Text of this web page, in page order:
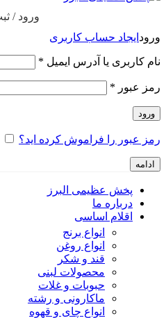
ورود /
ورود ایجاد حساب کاربری
نام کاربری یا آدرس ایمیل *
رمز عبور *
ورود
رمز عبور را فراموش کرده اید؟
ادامه
پخش عظیمی البرز
درباره ما
اقلام اساسی
انواع برنج
انواع روغن
قند و شکر
محصولات لبنی
حبوبات و غلات
ماکارونی و رشته
انواع چای و قهوه